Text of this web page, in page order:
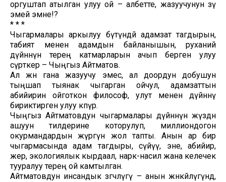
оргуштап атылган улуу ой – албетте, жазуучунун өзү
эмей эмне!?
* * *
Чыгармалары аркылуу бүтүндөй адамзат тагдырын,
табият менен адамдын байланышын, руханий
дүйнөнүн терең катмарларын ачып берген улуу
сүрөткер – Чыңгыз Айтматов.
Ал жөн гана жазуучу эмес, ал доордун добушун
тыңшап тыянак чыгарган ойчул, адамзаттын
абийирин ойготкон философ, улут менен дүйнөнү
бириктирген улуу көпүрө.
Чыңгыз Айтматовдун чыгармалары дүйнөнүн жүздөн
ашуун тилдерине которулуп, миллиондогон
окурмандардын жүрөгүнө жол тапты. Анын ар бир
чыгармасында адам тагдыры, сүйүү, эне, абийир,
жер, экологиялык кырдаал, нарк-насил жана келечек
тууралуу терең ой камтылган.
Айтматовдун инсандык өзгөчөлүгү – анын жөнөкөйлүгүндө,